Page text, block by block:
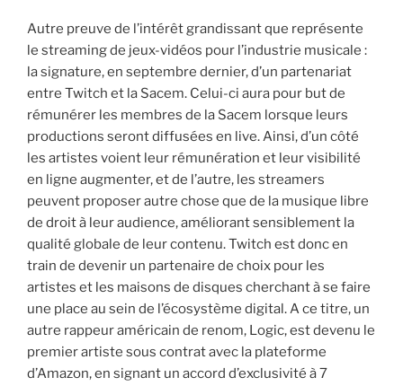
Autre preuve de l’intérêt grandissant que représente
le streaming de jeux-vidéos pour l’industrie musicale :
la signature, en septembre dernier, d’un partenariat
entre Twitch et la Sacem. Celui-ci aura pour but de
rémunérer les membres de la Sacem lorsque leurs
productions seront diffusées en live. Ainsi, d’un côté
les artistes voient leur rémunération et leur visibilité
en ligne augmenter, et de l’autre, les streamers
peuvent proposer autre chose que de la musique libre
de droit à leur audience, améliorant sensiblement la
qualité globale de leur contenu. Twitch est donc en
train de devenir un partenaire de choix pour les
artistes et les maisons de disques cherchant à se faire
une place au sein de l’écosystème digital. A ce titre, un
autre rappeur américain de renom, Logic, est devenu le
premier artiste sous contrat avec la plateforme
d’Amazon, en signant un accord d’exclusivité à 7